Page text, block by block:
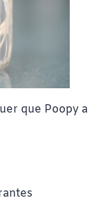
que Poopy a